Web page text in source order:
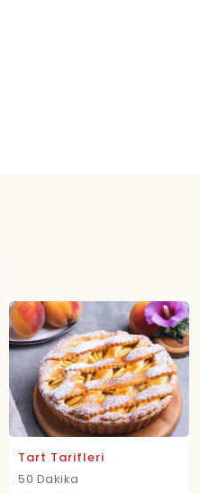
Tart Tarifleri
50 Dakika